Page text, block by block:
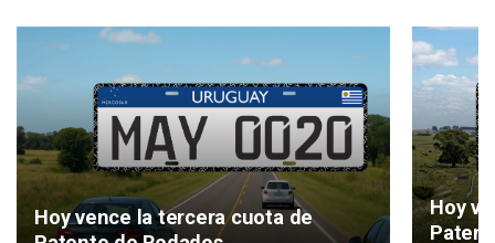
Hoy vence la tercera cuota de
Hoy